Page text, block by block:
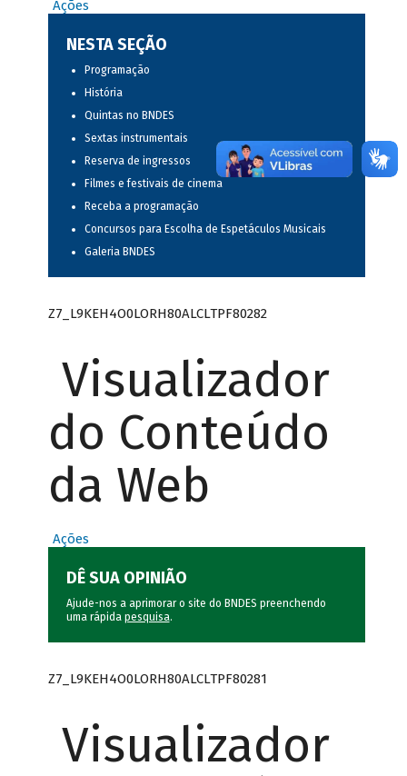
Ações
NESTA SEÇÃO
Programação
História
Quintas no BNDES
Sextas instrumentais
Reserva de ingressos
Filmes e festivais de cinema
Receba a programação
Concursos para Escolha de Espetáculos Musicais
Galeria BNDES
Z7_L9KEH4O0LORH80ALCLTPF80282
Visualizador
do Conteúdo
da Web
Ações
DÊ SUA OPINIÃO
Ajude-nos a aprimorar o site do BNDES preenchendo
uma rápida pesquisa.
Z7_L9KEH4O0LORH80ALCLTPF80281
Visualizador